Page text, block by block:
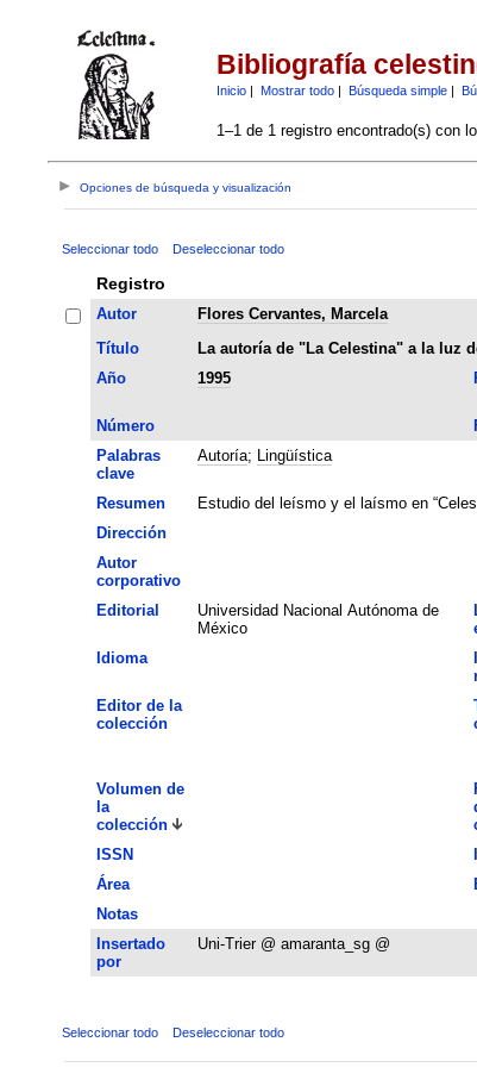
Bibliografía
Inicio| Mostrar todo| Búsqueda simple|
1–1 de 1 registro encontrado(s) con
Opciones de búsqueda y visualización
Seleccionar todo Deseleccionar todo
Registro
Autor
Flores Cervantes, Marcela
Título
La autoría de "La Celestina" a la luz
Año
1995
Número
Palabras
clave
Autoría; Lingüística
Resumen
Estudio del leísmo y el laísmo en
Dirección
Autor
corporativo
Editorial
Universidad Nacional Autónoma de
México
Idioma
Editor de la
colección
Volumen de
la
colección
ISSN
Área
Notas
Insertado
por
Uni-Trier @ amaranta_sg @
Seleccionar todo Deseleccionar todo